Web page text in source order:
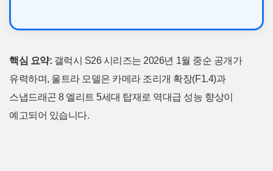
핵심 요약: 갤럭시 S26 시리즈는 2026년 1월 중순 공개가
유력하며, 울트라 모델은 카메라 조리개 확장(F1.4)과
스냅드래곤 8 엘리트 5세대 탑재로 역대급 성능 향상이
예고되어 있습니다.